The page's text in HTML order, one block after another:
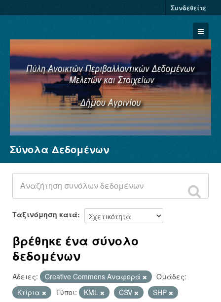
Συνδεθείτε
Σύνολα Δεδομένων
Φορείς
Ομάδες
Σχετικά
Σύνολα Δεδομένων
Ταξινόμηση κατά
βρέθηκε ένα σύνολο
δεδομένων
Άδειες: Creative Commons Αναφορά
Ομάδες:
Κτίρια
Τύποι: KML CSV
SHP